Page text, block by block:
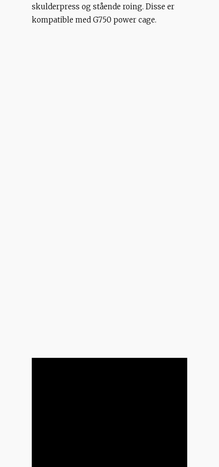
skulderpress og stående roing. Disse er
kompatible med G750 power cage.